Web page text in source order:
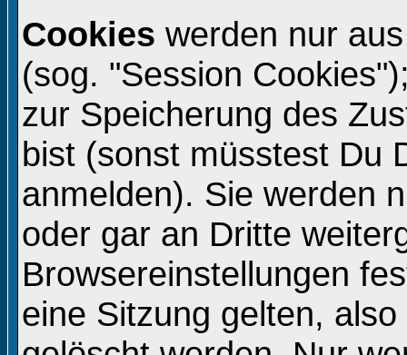
Cookies werden nur
(sog. "Session
zur Speicherung des
bist (sonst müsstest Du
anmelden). Sie werden
oder gar an Dritte
Browsereinstellungen
eine Sitzung gelten,